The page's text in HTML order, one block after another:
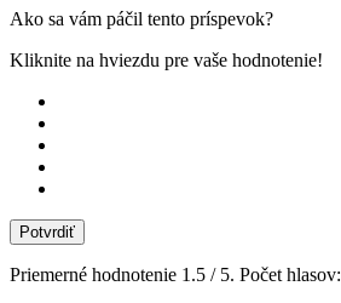
Ako sa vám páčil tento príspevok?
Kliknite na hviezdu pre vaše hodnotenie!
Potvrdiť
Priemerné hodnotenie 1.5 / 5. Počet hlasov: